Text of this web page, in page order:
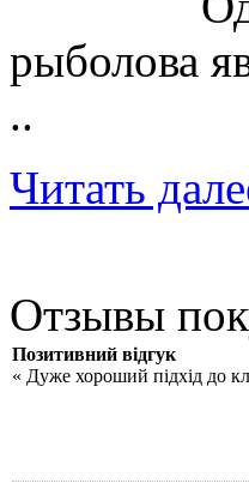
рыболова
..
Читать
Отзывы
Позитивний відгук
« Дуже хороший підхід до